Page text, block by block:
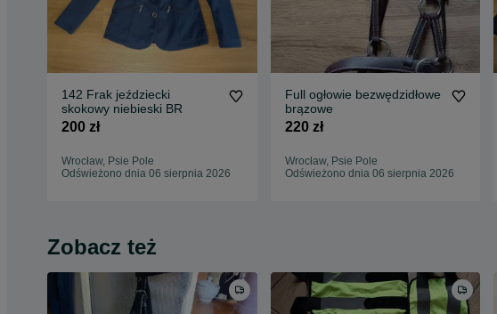
142 Frak jeździecki
skokowy niebieski BR
200 zł
Wrocław, Psie Pole
Odświeżono dnia 06 sierpnia 2026
Full ogłowie bezwędzidłowe
brązowe
220 zł
Wrocław, Psie Pole
Odświeżono dnia 06 sierpnia 2026
Zobacz też